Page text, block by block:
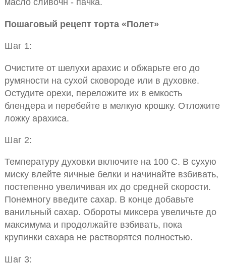
Пошаговый рецепт торта «Полет»
Шаг 1:
Очистите от шелухи арахис и обжарьте его до
румяности на сухой сковороде или в духовке.
Остудите орехи, переложите их в емкость
блендера и перебейте в мелкую крошку. Отложите
ложку арахиса.
Шаг 2:
Температуру духовки включите на 100 С. В сухую
миску влейте яичные белки и начинайте взбивать,
постепенно увеличивая их до средней скорости.
Понемногу введите сахар. В конце добавьте
ванильный сахар. Обороты миксера увеличьте до
максимума и продолжайте взбивать, пока
крупинки сахара не растворятся полностью.
Шаг 3: